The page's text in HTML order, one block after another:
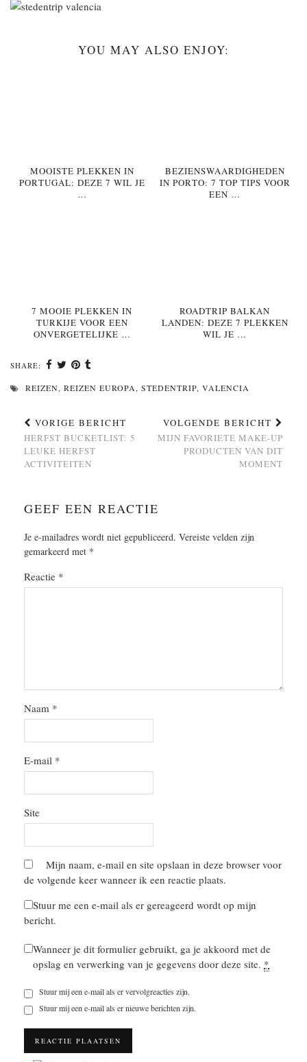
YOU MAY ALSO ENJOY:
MOOISTE PLEKKEN IN
PORTUGAL: DEZE 7 WIL JE
…
BEZIENSWAARDIGHEDEN
IN PORTO: 7 TOP TIPS VOOR
EEN …
7 MOOIE PLEKKEN IN
TURKIJE VOOR EEN
ONVERGETELIJKE …
ROADTRIP BALKAN
LANDEN: DEZE 7 PLEKKEN
WIL JE …
SHARE:
REIZEN, REIZEN EUROPA, STEDENTRIP, VALENCIA
VORIGE BERICHT
HERFST BUCKETLIST: 5
LEUKE HERFST
ACTIVITEITEN
VOLGENDE BERICHT
MIJN FAVORIETE MAKE-UP
PRODUCTEN VAN DIT
MOMENT
GEEF EEN REACTIE
Je e-mailadres wordt niet gepubliceerd. Vereiste velden zijn
gemarkeerd met *
Reactie *
Naam *
E-mail *
Site
Mijn naam, e-mail en site opslaan in deze browser voor
de volgende keer wanneer ik een reactie plaats.
Stuur me een e-mail als er gereageerd wordt op mijn
bericht.
Wanneer je dit formulier gebruikt, ga je akkoord met de
opslag en verwerking van je gegevens door deze site. *
Stuur mij een e-mail als er vervolgreacties zijn.
Stuur mij een e-mail als er nieuwe berichten zijn.